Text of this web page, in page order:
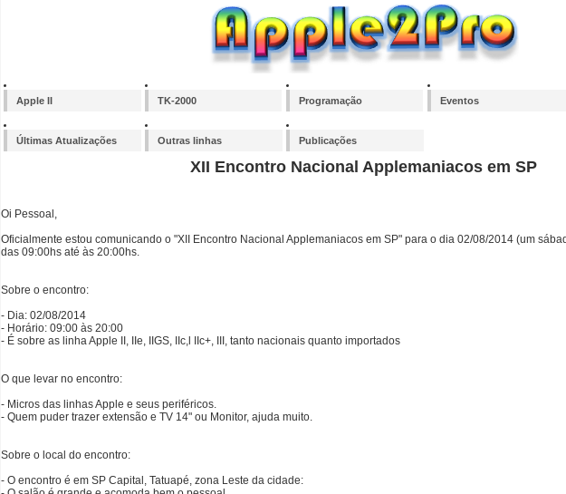
Apple II TK-2000 Programação Eventos
Últimas Atualizações Outras linhas Publicações
XII Encontro Nacional Applemaniacos em SP
Oi Pessoal,
Oficialmente estou comunicando o "XII Encontro Nacional Applemaniacos em SP" para o dia 02/08/2014 (um
das 09:00hs até às 20:00hs.
Sobre o encontro:
- Dia: 02/08/2014
- Horário: 09:00 às 20:00
- É sobre as linha Apple II, IIe, IIGS, IIc,l IIc+, III, tanto nacionais quanto importados
O que levar no encontro:
- Micros das linhas Apple e seus periféricos.
- Quem puder trazer extensão e TV 14" ou Monitor, ajuda muito.
Sobre o local do encontro:
- O encontro é em SP Capital, Tatuapé, zona Leste da cidade: